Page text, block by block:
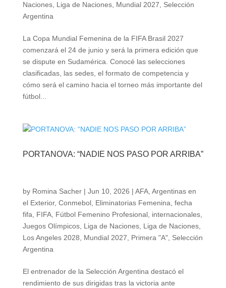
Naciones, Liga de Naciones, Mundial 2027
Selección
Argentina
La Copa Mundial Femenina de la FIFA Brasil 2027
comenzará el 24 de junio y será la primera edición que
se dispute en Sudamérica. Conocé las selecciones
clasificadas, las sedes, el formato de competencia y
cómo será el camino hacia el torneo más importante del
fútbol...
PORTANOVA: “NADIE NOS PASO POR ARRIBA”
by Romina Sacher| Jun 10, 2026 | AFA, Argentinas en
el Exterior, Conmebol, Eliminatorias Femenina fecha
fifa
FIFA, Fútbol Femenino Profesional, internacionales,
Juegos Olímpicos, Liga de Naciones, Liga de Naciones,
Los Angeles 2028
Mundial 2027 Primera "A", Selección
Argentina
El entrenador de la Selección Argentina destacó el
rendimiento de sus dirigidas tras la victoria ante